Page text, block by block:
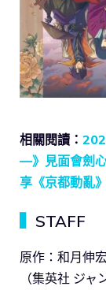
相關閱讀：
—》見面會劍
享《京都動亂
STAFF
原作：和月伸
（集英社 ジャ